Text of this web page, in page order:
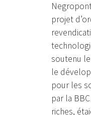
projet
soutenu
le
pour les
par la
riches,